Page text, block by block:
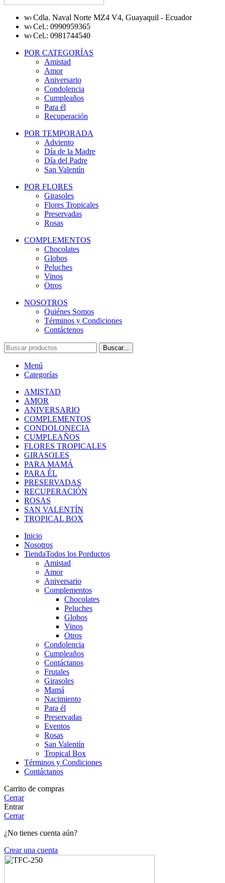
Cdla. Naval Norte MZ4 V4, Guayaquil - Ecuador
Cel.: 0990959365
Cel.: 0981744540
POR CATEGORÍAS
Amistad
Amor
Aniversario
Condolencia
Cumpleaños
Para él
Recuperación
POR TEMPORADA
Adviento
Día de la Madre
Día del Padre
San Valentín
POR FLORES
Girasoles
Flores Tropicales
Preservadas
Rosas
COMPLEMENTOS
Chocolates
Globos
Peluches
Vinos
Otros
NOSOTROS
Quiénes Somos
Términos y Condiciones
Contáctenos
Buscar...
Menú
Categorías
AMISTAD
AMOR
ANIVERSARIO
COMPLEMENTOS
CONDOLONECIA
CUMPLEAÑOS
FLORES TROPICALES
GIRASOLES
PARA MAMÁ
PARA ÉL
PRESERVADAS
RECUPERACIÓN
ROSAS
SAN VALENTÍN
TROPICAL BOX
Inicio
Nosotros
TiendaTodos los Porductos
Amistad
Amor
Aniversario
Complementos
Chocolates
Peluches
Globos
Vinos
Otros
Condolencia
Cumpleaños
Contáctanos
Frutales
Girasoles
Mamá
Nacimiento
Para él
Preservadas
Eventos
Rosas
San Valentín
Tropical Box
Términos y Condiciones
Contáctanos
Carrito de compras
Cerrar
Entrar
Cerrar
¿No tienes cuenta aún?
Crear una cuenta